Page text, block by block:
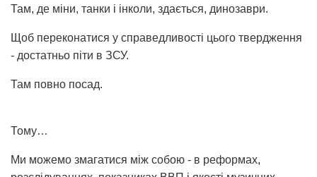
Там, де міни, танки і інколи, здається, динозаври.
Щоб переконатися у справедливості цього твердження
- достатньо піти в ЗСУ.
Там повно посад.
Тому…
Ми можемо змагатися між собою - в реформах,